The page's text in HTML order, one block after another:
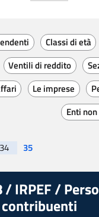
Classi di età
Ventili di reddito
Le imprese
Enti
la pagina
34 Visualizza la pagina
35
/ IRPEF /